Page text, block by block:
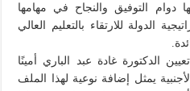
دوام التوفيق والنجاح في مهامها
الدولة للارتقاء بالتعليم العالي
الدكتورة غادة عبد الباري أمينًا
يمثل إضافة نوعية لهذا الملف